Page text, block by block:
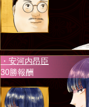
・安河内昂臣
30勝報酬